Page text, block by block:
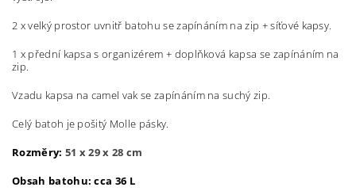
2 x velký prostor uvnitř batohu se zapínáním na zip + síťové kapsy.
1 x přední kapsa s organizérem + doplňková kapsa se zapínáním na
zip.
Vzadu kapsa na camel vak se zapínáním na suchý zip.
Celý batoh je pošitý Molle pásky.
Rozměry: 51 x 29 x 28 cm
Obsah batohu: cca 36 L